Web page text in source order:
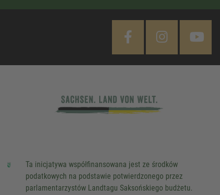
Ta inicjatywa współfinansowana jest ze środków
podatkowych na podstawie potwierdzonego przez
parlamentarzystów Landtagu Saksońskiego budżetu.